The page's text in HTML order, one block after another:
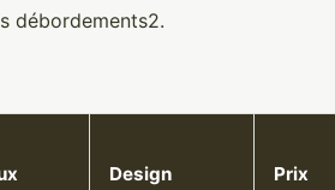
débordements2.
Design Prix